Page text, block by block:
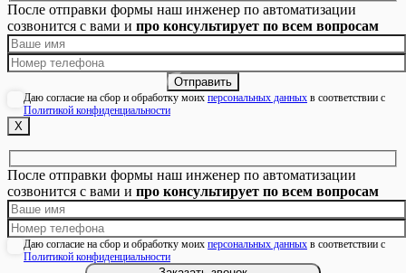
После отправки формы наш инженер по автоматизации
созвонится с вами и про консультирует по всем вопросам
Даю согласие на сбор и обработку моих персональных данных в соответствии с
Политикой конфиденциальности
Х
После отправки формы наш инженер по автоматизации
созвонится с вами и про консультирует по всем вопросам
Даю согласие на сбор и обработку моих персональных данных в соответствии с
Политикой конфиденциальности